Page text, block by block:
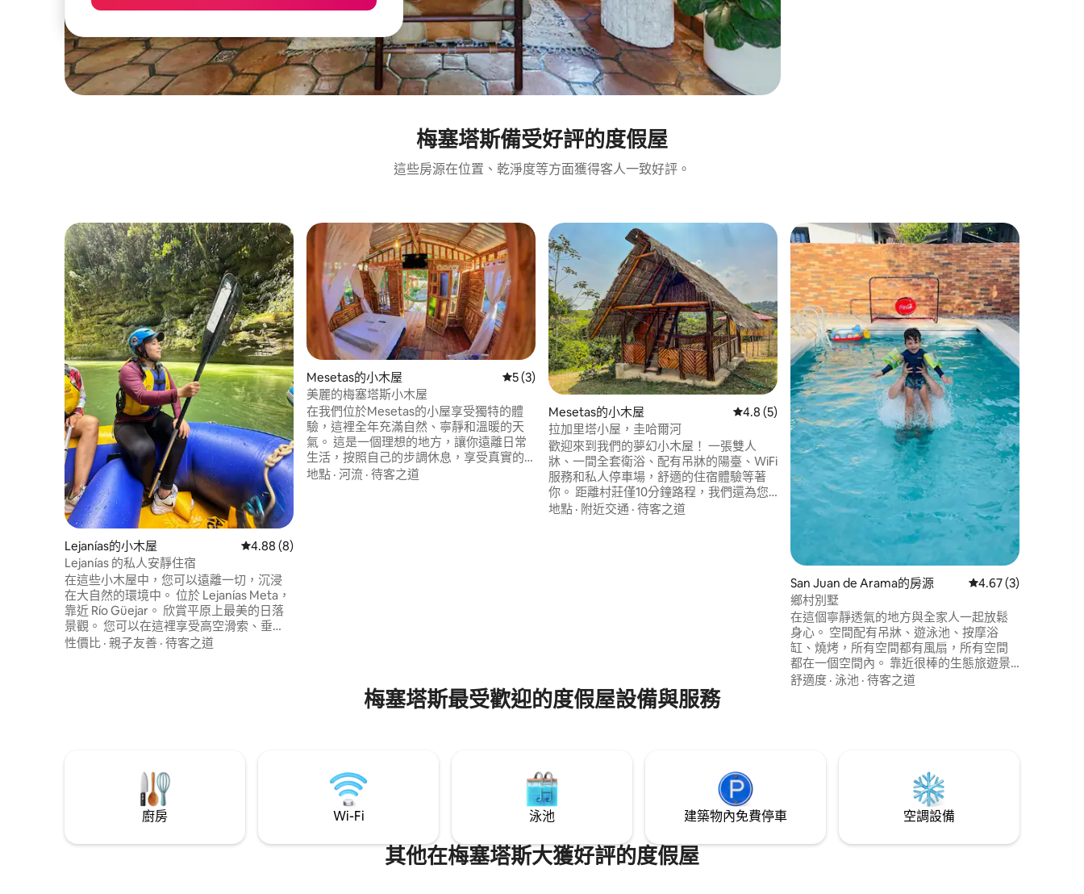
梅塞塔斯備受好評的度假屋
這些房源在位置、乾淨度等方面獲得客人一致好評。
Lejanías的小木屋 從 8 則評價中獲得 4.88 的平均評分（滿分 5 分）
4.88 (8)
Lejanías 的私人安靜住宿
在這些小木屋中，您可以遠離一切，沉浸
在大自然的環境中。 位於 Lejanías Meta，
靠近 Río Güejar。 欣賞平原上最美的日落
景觀。 您可以在這裡享受高空滑索、垂
降、空中吊床和生態步道等極限活動。 您
性價比 · 親子友善 · 待客之道
Mesetas的小木屋 從 3 則評價中獲得 5 的平均評分（滿分 5 分）
5 (3)
美麗的梅塞塔斯小木屋
在我們位於Mesetas的小屋享受獨特的體
驗，這裡全年充滿自然、寧靜和溫暖的天
氣。 這是一個理想的地方，讓你遠離日常
生活，按照自己的步調休息，享受真實的
時光。 我們的小屋提供舒適、清新和自然
地點 · 河流 · 待客之道
Mesetas的小木屋 從 5 則評價中獲得 4.8 的平均評分（滿分 5 分）
4.8 (5)
拉加里塔小屋，圭哈爾河
歡迎來到我們的夢幻小木屋！ 一張雙人
牀、一間全套衛浴、配有吊牀的陽臺、WiFi
服務和私人停車場，舒適的住宿體驗等著
你。 距離村莊僅10分鐘路程，我們還為您
提供令人興奮的活動，如參觀Güejar峽
地點 · 附近交通 · 待客之道
San Juan de Arama的房源 從 3 則評價中獲得
4.67 (3)
鄉村別墅
在這個寧靜透氣的地方與全家人一起放鬆
身心。 空間配有吊牀、遊泳池、按摩浴
缸、燒烤，所有空間都有風扇，所有空間
都在一個空間內。 靠近很棒的生態旅遊景
點， guejar河的峽谷、藍井、la Macarena
舒適度 · 泳池 · 待客之道
梅塞塔斯最受歡迎的度假屋設備與服務
廚房 Wi-Fi 泳池 建築物內免費停車 空調設備
其他在梅塞塔斯大獲好評的度假屋